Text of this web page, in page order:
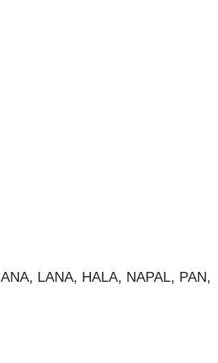
LANA, HALA, NAPAL, PAN,